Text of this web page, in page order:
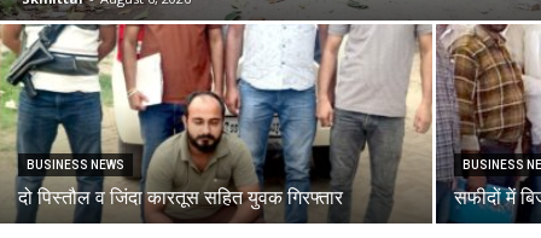
BUSINESS NEWS
दो पिस्तौल व जिंदा कारतूस सहित युवक गिरफ्तार
BUSINESS
सफीदों में